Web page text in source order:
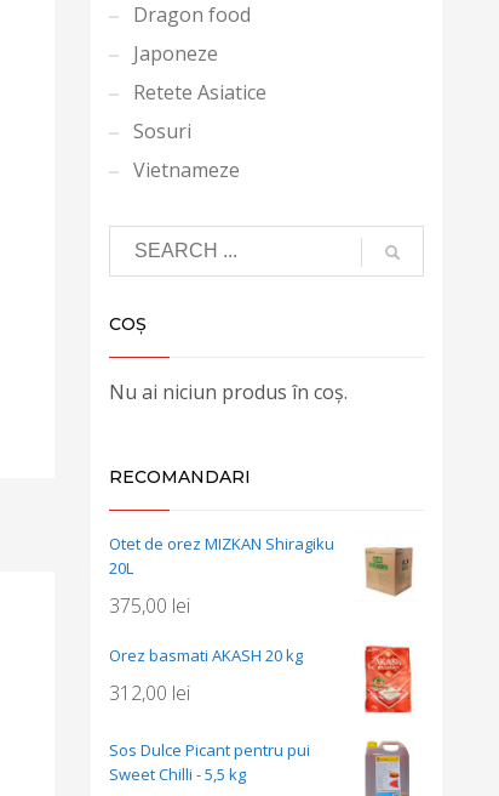
Dragon food
Japoneze
Retete Asiatice
Sosuri
Vietnameze
COȘ
Nu ai niciun produs în coș.
RECOMANDARI
Otet de orez MIZKAN Shiragiku
20L
375,00 lei
Orez basmati AKASH 20 kg
312,00 lei
Sos Dulce Picant pentru pui
Sweet Chilli - 5,5 kg